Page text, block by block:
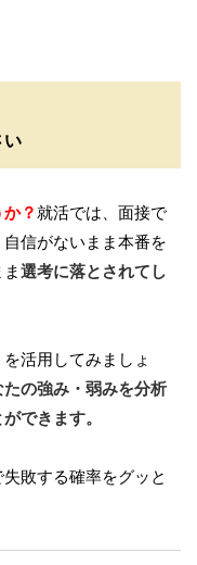
い
？就活では、面接で
信がないまま本番を
選考に落とされてし
活用してみましょ
たの強み・弱みを分析
できます。
敗する確率をグッと